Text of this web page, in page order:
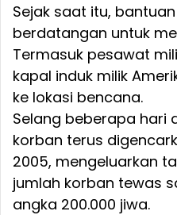
Sejak saat itu,
berdatangan untuk
Termasuk pesawat
kapal induk milik
ke lokasi bencana.
Selang beberapa hari
korban terus
2005, mengeluarkan
jumlah korban tewas
angka 200.000 jiwa.